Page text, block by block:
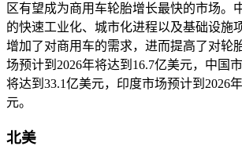
区有望成为商用车轮胎增长最快的市场。
的快速工业化、城市化进程以及基础设施
增加了对商用车的需求，进而提高了对轮
场预计到2026年将达到16.7亿美元，中国
将达到33.1亿美元，印度市场预计到2026
元。
北美